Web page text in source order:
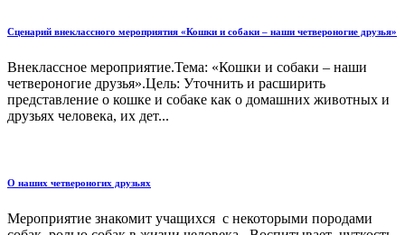
Сценарий внеклассного мероприятия «Кошки и собаки – наши четвероногие друзья»
Внеклассное мероприятие.Тема: «Кошки и собаки – наши
четвероногие друзья».Цель: Уточнить и расширить
представление о кошке и собаке как о домашних животных и
друзьях человека, их дет...
О наших четвероногих друзьях
Мероприятие знакомит учащихся с некоторыми породами